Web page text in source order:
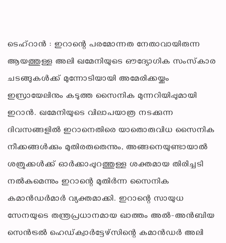
ടെഹ്റാൻ : ഇറാന്റെ പരമോന്നത നേതാവായിരുന്ന
ആയത്തുള്ള അലി ഖമേനിയുടെ ഔദ്യോഗിക സംസ്‌കാര
ചടങ്ങുകൾക്ക് മുന്നോടിയായി അമേരിക്കയ്ക്കും
ഇസ്രായേലിനും കടുത്ത സൈനിക മുന്നറിയിപ്പുമായി
ഇറാൻ. ഖമേനിയുടെ വിലാപയാത്ര നടക്കുന്ന
ദിവസങ്ങളിൽ ഇറാനെതിരെ യാതൊരുവിധ സൈനിക
നീക്കങ്ങൾക്കും മുതിരരുതെന്നും, അങ്ങനെയുണ്ടായാൽ
ശത്രുക്കൾക്ക് ഓർക്കാപ്പുറത്തുള്ള ശക്തമായ തിരിച്ചടി
നൽകുമെന്നും ഇറാന്റെ മുതിർന്ന സൈനിക
കമാൻഡർമാർ വ്യക്തമാക്കി. ഇറാന്റെ സായുധ
സേനയുടെ തന്ത്രപ്രധാനമായ ഖാത്തം അൽ-അൻബിയ
സെൻട്രൽ ഹെഡ്ക്വാർട്ടേഴ്സിന്റെ കമാൻഡർ അലി